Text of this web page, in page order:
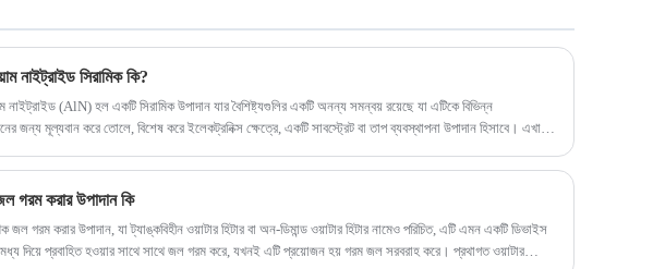
নাইট্রাইড সিরামিক কি?
নাইট্রাইড (AlN) হল একটি সিরামিক উপাদান যার বৈশিষ্ট্যগুলির একটি অনন্য সমন্বয় রয়েছে যা এটিকে বিভিন্ন
জন্য মূল্যবান করে তোলে, বিশেষ করে ইলেকট্রনিক্স ক্ষেত্রে, একটি সাবস্ট্রেট বা তাপ ব্যবস্থাপনা উপাদান হিসাবে। এখানে
গরম করার উপাদান কি
জল গরম করার উপাদান, যা ট্যাঙ্কবিহীন ওয়াটার হিটার বা অন-ডিমান্ড ওয়াটার হিটার নামেও পরিচিত, এটি এমন একটি ডিভাইস
মধ্য দিয়ে প্রবাহিত হওয়ার সাথে সাথে জল গরম করে, যখনই এটি প্রয়োজন হয় গরম জল সরবরাহ করে। প্রথাগত ওয়াটার